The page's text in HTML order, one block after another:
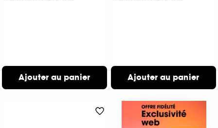
Ajouter au panier Ajouter au panier